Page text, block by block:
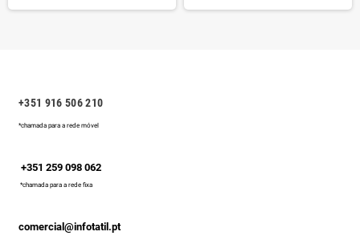
+351 916 506 210
*chamada para a rede móvel
+351 259 098 062
*chamada para a rede fixa
comercial@infotatil.pt